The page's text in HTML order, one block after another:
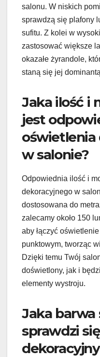
salonu. W niskich
sprawdzą się plafony
sufitu. Z kolei w
zastosować większe
okazałe żyrandole,
staną się jej
Jaka ilość i
jest
oświetlenia
w salonie?
Odpowiednia ilość i
dekoracyjnego w
dostosowana do
zalecamy około 150
aby łączyć
punktowym, tworząc
Dzięki temu Twój
doświetlony, jak i
elementy wystroju.
Jaka barwa
sprawdzi